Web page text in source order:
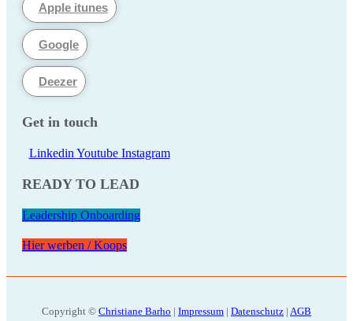
Apple itunes
Google
Deezer
Get in touch
Linkedin Youtube Instagram
READY TO LEAD
Leadership Onboarding
Hier werben / Koops
Copyright © Christiane Barho | Impressum | Datenschutz | AGB